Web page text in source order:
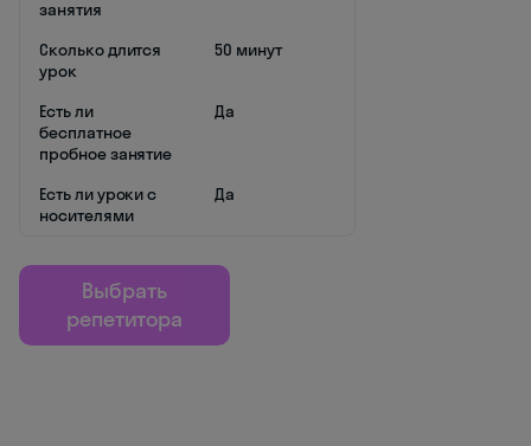
занятия
Сколько длится
урок
50 минут
Есть ли
бесплатное
пробное занятие
Да
Есть ли уроки с
носителями
Да
Выбрать
репетитора